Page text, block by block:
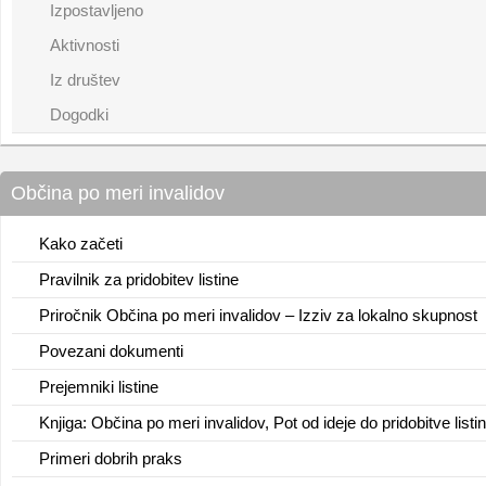
Izpostavljeno
Aktivnosti
Iz društev
Dogodki
Občina po meri invalidov
Kako začeti
Pravilnik za pridobitev listine
Priročnik Občina po meri invalidov – Izziv za lokalno skupnost
Povezani dokumenti
Prejemniki listine
Knjiga: Občina po meri invalidov, Pot od ideje do pridobitve
Primeri dobrih praks